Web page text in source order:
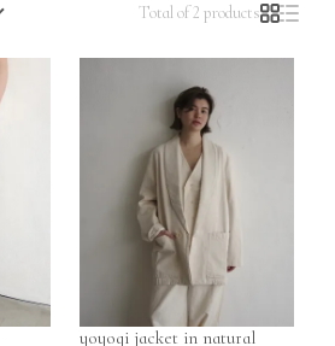
Total of 2 products
yoyogi jacket in natural